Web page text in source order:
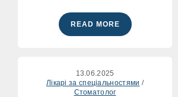
READ MORE
13.06.2025
Лікарі за спеціальностями /
Стоматолог